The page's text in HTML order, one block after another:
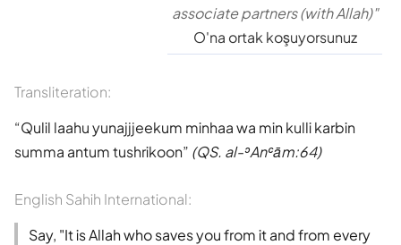
Yaşar Nuri Öztürk
associate partners (with Allah)"
O'na ortak koşuyorsunuz
Transliteration:
Qulil laahu yunajjjeekum minhaa wa min kulli karbin
summa antum tushrikoon (QS. al-ʾAnʿām:64)
English Sahih International:
Say, "It is Allah who saves you from it and from every